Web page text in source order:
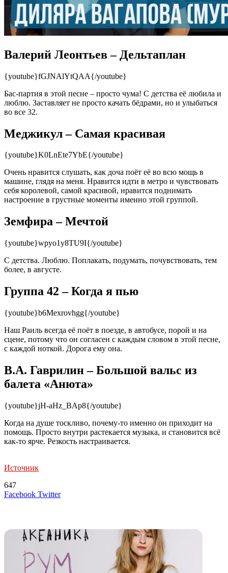
Валерий Леонтьев – Дельтаплан
{youtube}fGJNAlYtQAA{/youtube}
Бас-партия в этой песне – просто чума! С детства её любила и
люблю. Заставляет не просто качать бёдрами, но и улыбаться
во все 32.
Меджикул – Самая красивая
{youtube}K0LnEte7YbE{/youtube}
Очень нравится слушать, как доча поёт её во всю мощь в
машине, глядя на меня. Нравится идти в метро и чувствовать
себя королевой, самой красивой, нравится поднимать
настроение в грустные моменты именно этой группой.
Земфира – Мечтой
{youtube}wpyo1y8TU9I{/youtube}
С детства. Люблю. Поплакать, подумать, почувствовать, тем
более, в августе.
Группа 42 – Когда я пью
{youtube}b6Mexrovhgg{/youtube}
Наш Раиль всегда её поёт в поезде, в автобусе, порой и на
сцене, потому что он согласен с каждым словом в этой песне,
с каждой ноткой. Дорога ему она.
В.А. Гаврилин – Большой вальс из
балета «Анюта»
{youtube}jH-aHz_BAp8{/youtube}
Когда на душе тоскливо, почему-то именно он приходит на
помощь. Просто внутри растекается музыка, и становится всё
как-то ярче. Резкость настраивается.
Источник
647
Facebook TwitterLinkedIn
Tumblr
Reddit
Вконтакте
Одноклассники
Skype
Messenger
Messenger
WhatsApp
Telegram
Viber
Line
Поделиться
Печатать